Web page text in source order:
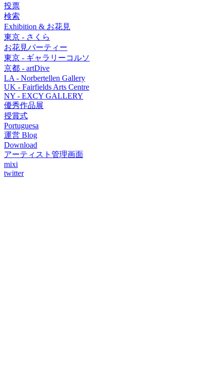
投票
検索
Exhibition & お花見
東京 - さくら
お花見パーティー
東京 - ギャラリーコルソ
京都 - artDive
LA - Norbertellen Gallery
UK - Fairfields Arts Centre
NY - EXCY GALLERY
優秀作品展
授賞式
Portuguesa
運営 Blog
Download
アーティスト管理画面
mixi
twitter